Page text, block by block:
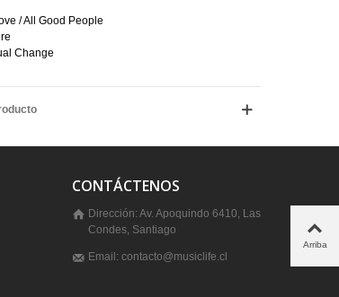
/ All Good People
Change
CONTÁCTENOS
Dirección: Av. Apoquindo 6410, Las
Condes, Santiago
Email: contacto@musiclife.cl
Arriba